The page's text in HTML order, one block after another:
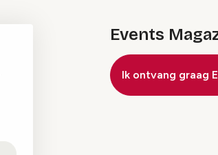
Events
Ik ontvang graag